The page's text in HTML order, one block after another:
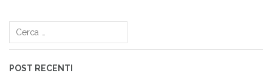
articoli
Ricerca
POST RECENTI